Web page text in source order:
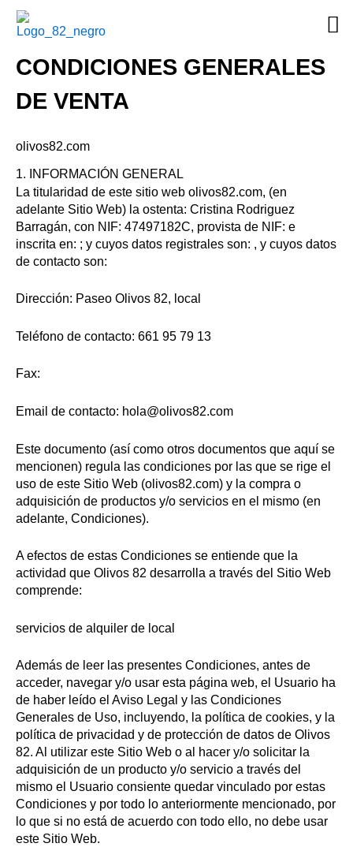
contenido
CONDICIONES GENERALES
DE VENTA
olivos82.com
1. INFORMACIÓN GENERAL
La titularidad de este sitio web olivos82.com, (en
adelante Sitio Web) la ostenta: Cristina Rodriguez
Barragán, con NIF: 47497182C, provista de NIF: e
inscrita en: ; y cuyos datos registrales son: , y cuyos datos
de contacto son:
Dirección: Paseo Olivos 82, local
Teléfono de contacto: 661 95 79 13
Fax:
Email de contacto: hola@olivos82.com
Este documento (así como otros documentos que aquí se
mencionen) regula las condiciones por las que se rige el
uso de este Sitio Web (olivos82.com) y la compra o
adquisición de productos y/o servicios en el mismo (en
adelante, Condiciones).
A efectos de estas Condiciones se entiende que la
actividad que Olivos 82 desarrolla a través del Sitio Web
comprende:
servicios de alquiler de local
Además de leer las presentes Condiciones, antes de
acceder, navegar y/o usar esta página web, el Usuario ha
de haber leído el Aviso Legal y las Condiciones
Generales de Uso, incluyendo, la política de cookies, y la
política de privacidad y de protección de datos de Olivos
82. Al utilizar este Sitio Web o al hacer y/o solicitar la
adquisición de un producto y/o servicio a través del
mismo el Usuario consiente quedar vinculado por estas
Condiciones y por todo lo anteriormente mencionado, por
lo que si no está de acuerdo con todo ello, no debe usar
este Sitio Web.